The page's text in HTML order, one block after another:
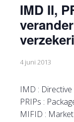
IMD II,
4 juni 2013
IMD :
PRIPs :
MIFID :